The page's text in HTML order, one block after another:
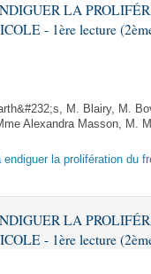
LA
- 1ère lecture
M. Blairy, M.
Alexandra Masson, M.
la prolifération du
LA
- 1ère lecture